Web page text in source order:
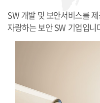
SW 개발 및 보안서비스를
자랑하는 보안 SW 기업입니